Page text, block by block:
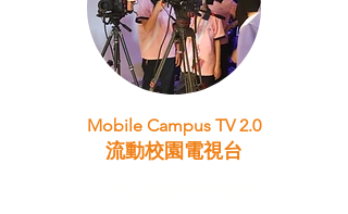
Mobile Campus TV 2.0
流動校園電視台